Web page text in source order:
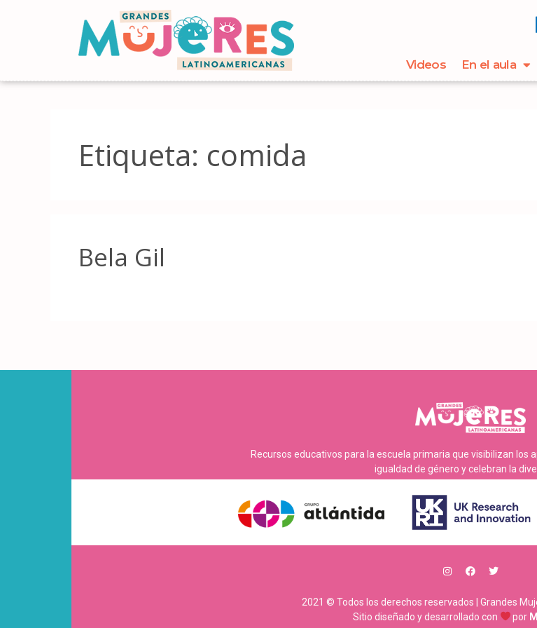
Videos En el aula
Etiqueta: comida
Bela Gil
Recursos educativos para la escuela primaria que visibilizan los
igualdad de género y celebran la
2021 © Todos los derechos reservados | Grandes
Sitio diseñado y desarrollado con
por